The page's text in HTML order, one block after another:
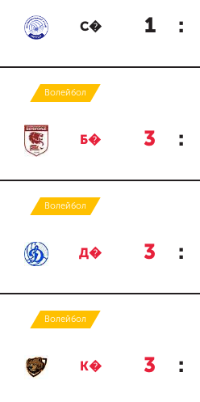
С� 1 :
Волейбол
Б� 3 :
Волейбол
Д� 3 :
Волейбол
К� 3 :